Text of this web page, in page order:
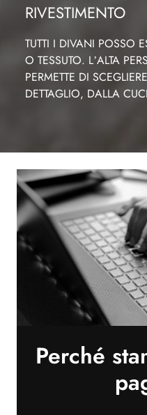
RIVESTIMENTO
TUTTI I DIVANI POSSO
O TESSUTO. L’ALTA
PERMETTE DI
DETTAGLIO, DALLA
Perché